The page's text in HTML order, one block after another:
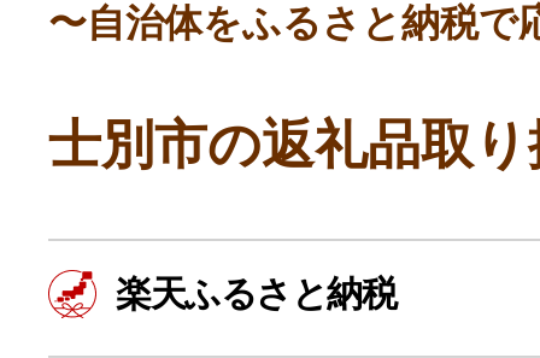
〜自治体をふるさと納税で
士別市の返礼品取
楽天ふるさと納税